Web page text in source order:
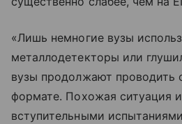
«Лишь немногие вузы
металлодетекторы или
вузы продолжают проводить
формате. Похожая ситуация
вступительными